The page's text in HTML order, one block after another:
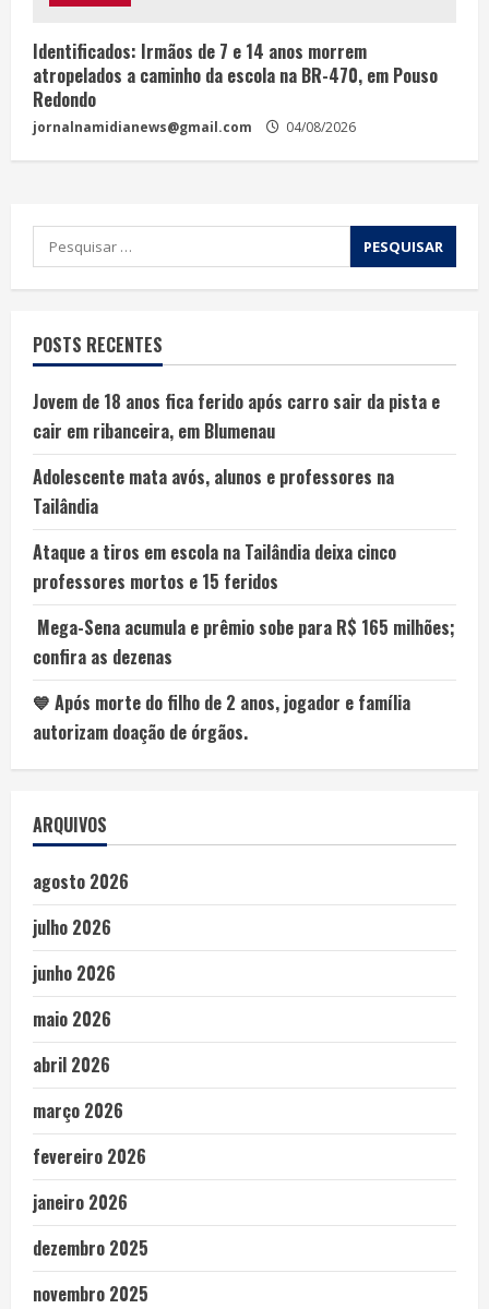
Identificados: Irmãos de 7 e 14 anos morrem
atropelados a caminho da escola na BR-470, em Pouso
Redondo
jornalnamidianews@gmail.com 04/08/2026
POSTS RECENTES
Jovem de 18 anos fica ferido após carro sair da pista e
cair em ribanceira, em Blumenau
Adolescente mata avós, alunos e professores na
Tailândia
Ataque a tiros em escola na Tailândia deixa cinco
professores mortos e 15 feridos
Mega-Sena acumula e prêmio sobe para R$ 165 milhões;
confira as dezenas
💙 Após morte do filho de 2 anos, jogador e família
autorizam doação de órgãos.
ARQUIVOS
agosto 2026
julho 2026
junho 2026
maio 2026
abril 2026
março 2026
fevereiro 2026
janeiro 2026
dezembro 2025
novembro 2025